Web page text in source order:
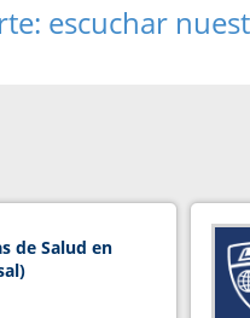
escuchar
de Salud en